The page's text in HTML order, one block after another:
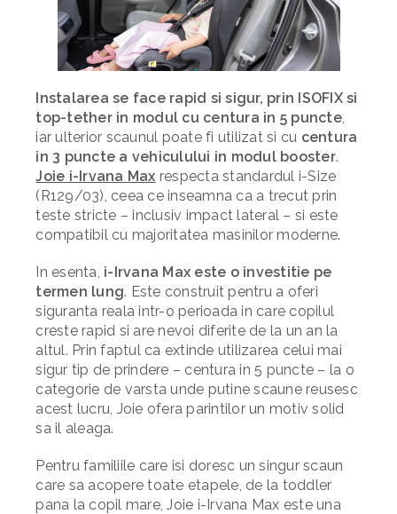
Instalarea se face rapid si sigur, prin ISOFIX si
top-tether in modul cu centura in 5 puncte,
iar ulterior scaunul poate fi utilizat si cu centura
in 3 puncte a vehiculului in modul booster.
Joie i-Irvana Max respecta standardul i-Size
(R129/03), ceea ce inseamna ca a trecut prin
teste stricte – inclusiv impact lateral – si este
compatibil cu majoritatea masinilor moderne.
In esenta, i-Irvana Max este o investitie pe
termen lung. Este construit pentru a oferi
siguranta reala intr-o perioada in care copilul
creste rapid si are nevoi diferite de la un an la
altul. Prin faptul ca extinde utilizarea celui mai
sigur tip de prindere – centura in 5 puncte – la o
categorie de varsta unde putine scaune reusesc
acest lucru, Joie ofera parintilor un motiv solid
sa il aleaga.
Pentru familiile care isi doresc un singur scaun
care sa acopere toate etapele, de la toddler
pana la copil mare, Joie i-Irvana Max este una